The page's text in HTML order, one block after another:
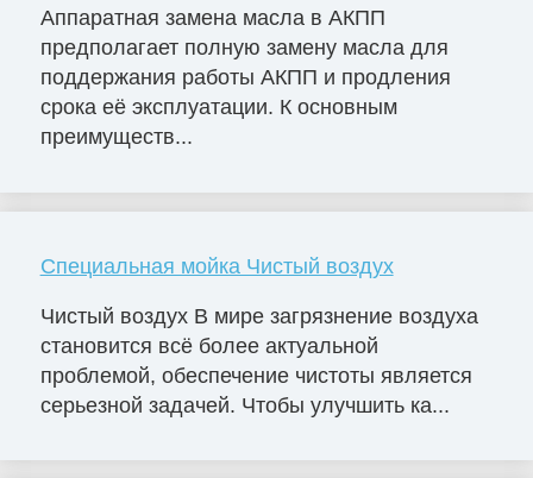
Аппаратная замена масла в АКПП
предполагает полную замену масла для
поддержания работы АКПП и продления
срока её эксплуатации. К основным
преимуществ...
Специальная мойка Чистый воздух
Чистый воздух В мире загрязнение воздуха
становится всё более актуальной
проблемой, обеспечение чистоты является
серьезной задачей. Чтобы улучшить ка...